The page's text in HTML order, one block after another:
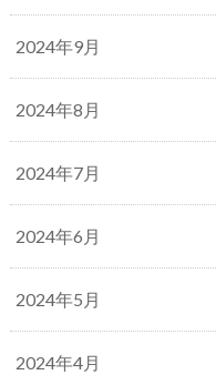
2024年9月
2024年8月
2024年7月
2024年6月
2024年5月
2024年4月